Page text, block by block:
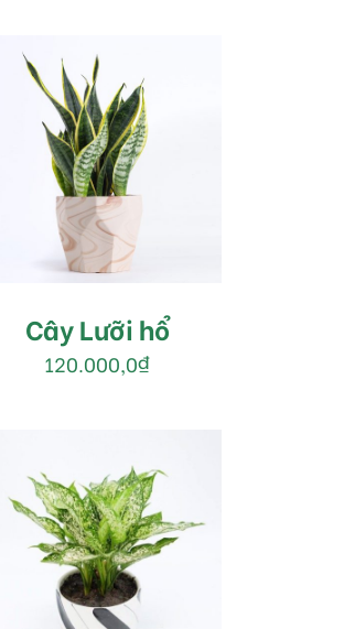
MUA HÀNG /
DETAILS
Cây Lưỡi hổ
120.000,0₫
MUA HÀNG /
DETAILS